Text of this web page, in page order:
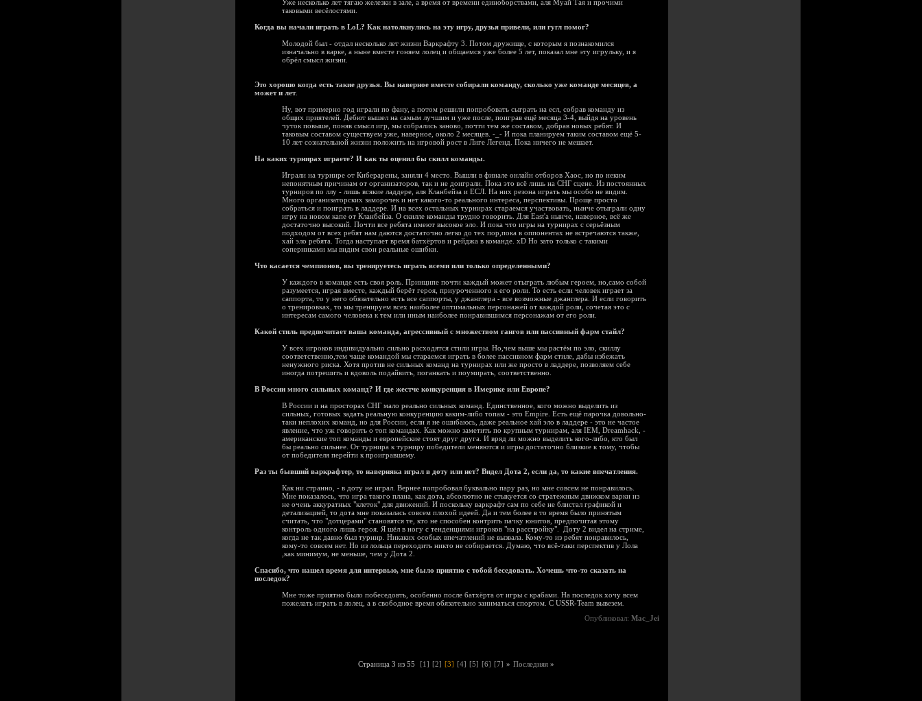
Уже несколько лет тягаю железки в зале, а время от времени единоборствами, аля Муай Тая и прочими
таковыми весёлостями.
Когда вы начали играть в LoL? Как натолкнулись на эту игру, друзья привели, или гугл помог?
Молодой был - отдал несколько лет жизни Варкрафту 3. Потом дружище, с которым я познакомился
изначально в варке, а ныне вместе гоняем лолец и общаемся уже более 5 лет, показал мне эту игрульку, и я
обрёл смысл жизни.
Это хорошо когда есть такие друзья. Вы наверное вместе собирали команду, сколько уже команде месяцев, а
может и лет.
Ну, вот примерно год играли по фану, а потом решили попробовать сыграть на есл, собрав команду из
общих приятелей. Дебют вышел на самым лучшим и уже после, поиграв ещё месяца 3-4, выйдя на уровень
чуток повыше, поняв смысл игр, мы собрались заново, почти тем же составом, добрав новых ребят. И
таковым составом существуем уже, наверное, около 2 месяцев. -_- И пока планируем таким составом ещё 5-
10 лет сознательной жизни положить на игровой рост в Лиге Легенд. Пока ничего не мешает.
На каких турнирах играете? И как ты оценил бы скилл команды.
Играли на турнире от Киберарены, заняли 4 место. Вышли в финале онлайн отборов Хаос, но по неким
непонятным причинам от организаторов, так и не доиграли. Пока это всё лишь на СНГ сцене. Из постоянных
турниров по ллу - лишь всякие ладдере, аля Кланбейза и ЕСЛ. На них резона играть мы особо не видим.
Много организаторских заморочек и нет какого-то реального интереса, перспективы. Проще просто
собраться и поиграть в ладдере. И на всех остальных турнирах стараемся участвовать, нынче отыграли одну
игру на новом капе от Кланбейза. О скилле команды трудно говорить. Для East'a нынче, наверное, всё же
достаточно высокий. Почти все ребята имеют высокое эло. И пока что игры на турнирах с серьёзным
подходом от всех ребят нам даются достаточно легко до тех пор,пока в оппонентах не встречаются также,
хай эло ребята. Тогда наступает время батхёртов и рейджа в команде. xD Но зато только с такими
соперниками мы видим свои реальные ошибки.
Что касается чемпионов, вы тренируетесь играть всеми или только определенными?
У каждого в команде есть своя роль. Принципе почти каждый может отыграть любым героем, но,само собой
разумеется, играя вместе, каждый берёт героя, приуроченного к его роли. То есть если человек играет за
саппорта, то у него обязательно есть все саппорты, у джанглера - все возможные джанглера. И если говорить
о тренировках, то мы тренируем всех наиболее оптимальных персонажей от каждой роли, сочетая это с
интересам самого человека к тем или иным наиболее понравившимся персонажам от его роли.
Какой стиль предпочитает ваша команда, агрессивный с множеством гангов или пассивный фарм стайл?
У всех игроков индивидуально сильно расходятся стили игры. Но,чем выше мы растём по эло, скиллу
соответственно,тем чаще командой мы стараемся играть в более пассивном фарм стиле, дабы избежать
ненужного риска. Хотя против не сильных команд на турнирах или же просто в ладдере, позволяем себе
иногда потрешить и вдоволь подайвить, поганкать и поумирать, соответственно.
В России много сильных команд? И где жестче конкуренция в Имерике или Европе?
В России и на просторах СНГ мало реально сильных команд. Единственное, кого можно выделить из
сильных, готовых задать реальную конкуренцию каким-либо топам - это Empire. Есть ещё парочка довольно-
таки неплохих команд, но для России, если я не ошибаюсь, даже реальное хай эло в ладдере - это не частое
явление, что уж говорить о топ командах. Как можно заметить по крупным турнирам, аля IEM, Dreamhack, -
американские топ команды и европейские стоят друг друга. И вряд ли можно выделить кого-либо, кто был
бы реально сильнее. От турнира к турниру победители меняются и игры достаточно близкие к тому, чтобы
от победителя перейти к проигравшему.
Раз ты бывший варкрафтер, то наверняка играл в доту или нет? Видел Дота 2, если да, то какие впечатления.
Как ни странно, - в доту не играл. Вернее попробовал буквально пару раз, но мне совсем не понравилось.
Мне показалось, что игра такого плана, как дота, абсолютно не стыкуется со стратежным движком варки из
не очень аккуратных "клеток" для движений. И поскольку варкрафт сам по себе не блистал графикой и
детализацией, то дота мне показалась совсем плохой идеей. Да и тем более в то время было принятым
считать, что "дотцерами" становятся те, кто не способен контрить пачку юнитов, предпочитая этому
контроль одного лишь героя. Я шёл в ногу с тенденциями игроков "на расстройку". Доту 2 видел на стриме,
когда не так давно был турнир. Никаких особых впечатлений не вызвала. Кому-то из ребят понравилось,
кому-то совсем нет. Но из лольца переходить никто не собирается. Думаю, что всё-таки перспектив у Лола
,как минимум, не меньше, чем у Дота 2.
Спасибо, что нашел время для интервью, мне было приятно с тобой беседовать. Хочешь что-то сказать на
последок?
Мне тоже приятно было побеседовть, особенно после батхёрта от игры с крабами. На последок хочу всем
пожелать играть в лолец, а в свободное время обязательно заниматься спортом. С USSR-Team вывезем
Опубликовал: Mac_Jei
Страница 3 из 55 [1] [2] [3] [4] [5] [6] [7] » Последняя »